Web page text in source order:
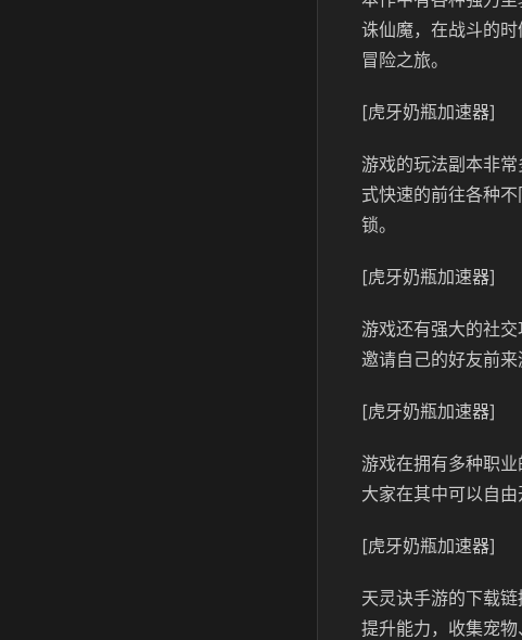
诛仙魔，在战斗的
冒险之旅。
[虎牙奶瓶加速器]
游戏的玩法副本非
式快速的前往各种
锁。
[虎牙奶瓶加速器]
游戏还有强大的社
邀请自己的好友前来
[虎牙奶瓶加速器]
游戏在拥有多种职
大家在其中可以自
[虎牙奶瓶加速器]
天灵诀手游的下载
提升能力，收集宠